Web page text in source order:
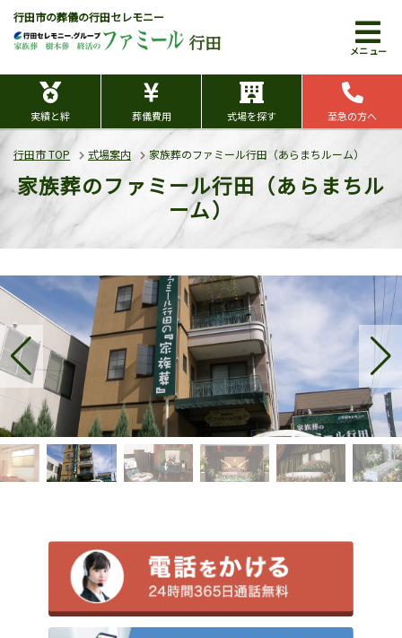
行田市の葬儀の行田セレモニー
行田 メニュー
実績と絆 葬儀費用 式場を探す 至急の方へ
行田市 TOP 式場案内 家族葬のファミール行田（あらまちルーム）
家族葬のファミール行田（あらまちル
ーム）